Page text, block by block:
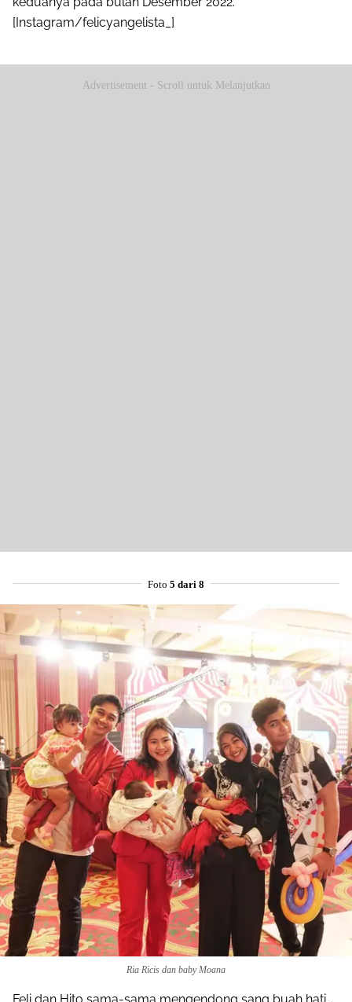
[Instagram/felicyangelista_]
Advertisement - Scroll untuk Melanjutkan
Foto 5 dari 8
Ria Ricis dan baby Moana